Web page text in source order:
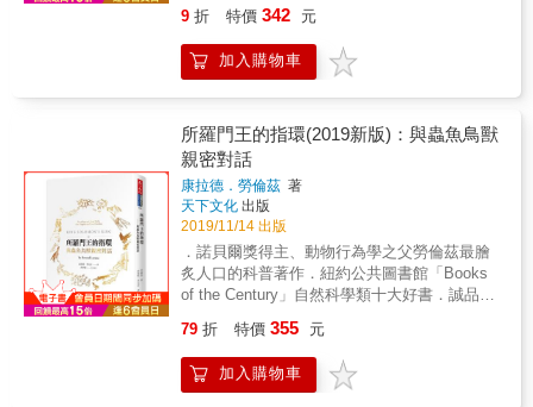
落的象塚。 「大象墓園」是否真實存在？ 有科
物學家從演化角度解釋這種「殯葬」行為。 儘
管眾說紛紜，但因缺少有利資料佐證， 至今仍
是未解之謎。 由於受到偷獵和象牙貿易的威
得大象墓園的傳說充滿謎團！ ▎誰說草木無
情？植物也懂察言觀色！ 音樂實驗發現，植物
並非冷酷無情！ 它們對音樂有不同的喜好，
如： 古典樂幫助藤蔓茁壯成長； 搖滾樂卻讓它
們退避三舍。 它們也能感受到痛苦和害怕！ 當
葉子被燙傷或感知到刺耳噪音時， 植物會在測
試機器上發出類似痛苦呻吟的信號。 若部分結
構遭受損害時，這些反應則更加強烈
一樣！ 植物也會被照顧者的情感和態度影響！
樂觀的照顧者會使植物長得又快又好； 而悲傷
的情緒則可能使它們無精打采。 本書特色 「生
物」是門既神祕卻又離不開日常生活，與人們
內，只要跟「宇宙」和「生命」有關的東西都
被涵蓋其中。 & 在序章，我們將介紹天文生物
學最新的熱門話題，俯瞰整個天文生物學的全
第4章）的「太陽系外的生物探測」介紹各個主
題的詳細內容。 & 其中本書將重點著墨─今後
10～20年預期將有巨大進展的「太陽系外生物
探測」。 其實在太陽系的「鄰居」星系，也可
能存在生命喔！ &
9 折 特價 342 元
加入購物車
所羅門王的指環(2019新版)：與蟲魚鳥獸
親密對話
康拉德．勞倫茲 著
天下文化 出版
2019/11/14 出版
．諾貝爾獎得主、動物行為學之父勞倫茲最膾
炙人口的科普著作．紐約公共圖書館「Books
of the Century」自然科學類十大好書．誠品書
王需要用到魔戒才能和動物交談，未免太遜
了。活潑潑的生命完全無須藉助魔法，便能對
我們述說至美至真的故事。--勞倫茲傳說中，所
79 折 特價 355 元
加入購物車